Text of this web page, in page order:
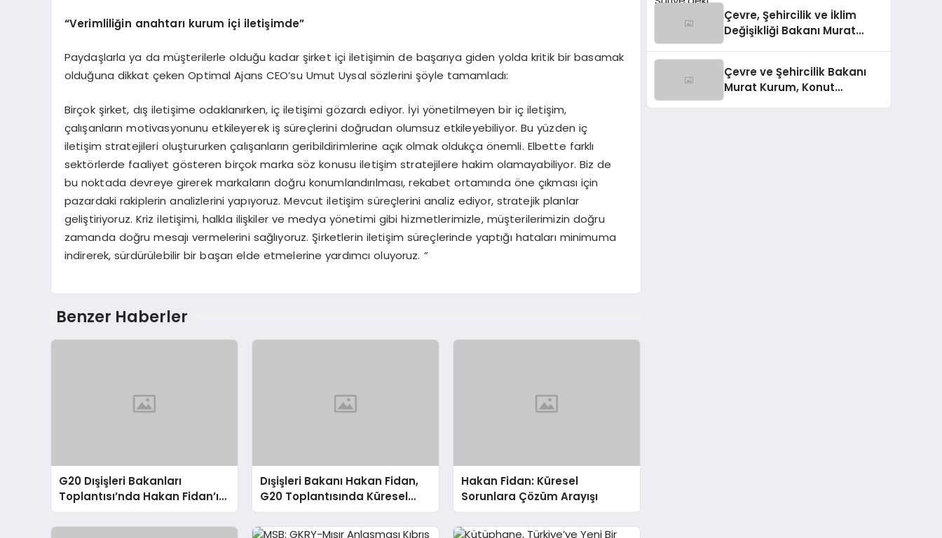
“Verimliliğin anahtarı kurum içi iletişimde”
Paydaşlarla ya da müşterilerle olduğu kadar şirket içi iletişimin de başarıya giden yolda kritik bir basamak
olduğuna dikkat çeken Optimal Ajans CEO’su Umut Uysal sözlerini şöyle tamamladı:
Birçok şirket, dış iletişime odaklanırken, iç iletişimi gözardı ediyor. İyi yönetilmeyen bir iç iletişim,
çalışanların motivasyonunu etkileyerek iş süreçlerini doğrudan olumsuz etkileyebiliyor. Bu yüzden iç
iletişim stratejileri oluştururken çalışanların geribildirimlerine açık olmak oldukça önemli. Elbette farklı
sektörlerde faaliyet gösteren birçok marka söz konusu iletişim stratejilere hakim olamayabiliyor. Biz de
bu noktada devreye girerek markaların doğru konumlandırılması, rekabet ortamında öne çıkması için
pazardaki rakiplerin analizlerini yapıyoruz. Mevcut iletişim süreçlerini analiz ediyor, stratejik planlar
geliştiriyoruz. Kriz iletişimi, halkla ilişkiler ve medya yönetimi gibi hizmetlerimizle, müşterilerimizin doğru
zamanda doğru mesajı vermelerini sağlıyoruz. Şirketlerin iletişim süreçlerinde yaptığı hataları minimuma
indirerek, sürdürülebilir bir başarı elde etmelerine yardımcı oluyoruz. ”
Benzer Haberler
G20 Dışişleri Bakanları
Toplantısı’nda Hakan Fidan’ın
Konuşması
Dışişleri Bakanı Hakan Fidan,
G20 Toplantısında Küresel
Sorunlara Işık Tutuyor
Hakan Fidan: Küresel
Sorunlara Çözüm Arayışı
Açıklamalar
Çevre, Şehircilik ve İklim
Değişikliği Bakanı Murat
Çevre ve Şehircilik Bakanı
Murat Kurum, Konut